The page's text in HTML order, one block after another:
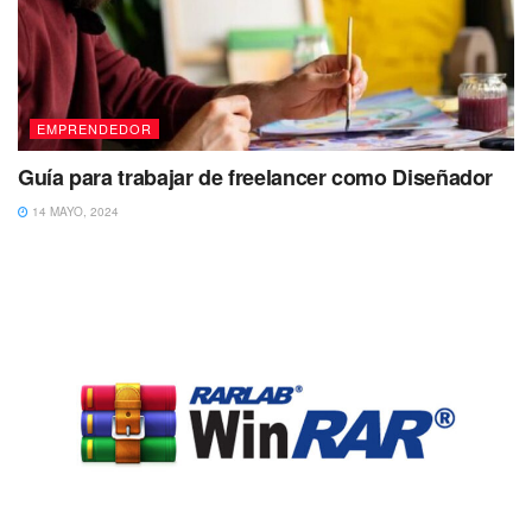
EMPRENDEDOR
Guía para trabajar de freelancer como Diseñador
14 MAYO, 2024